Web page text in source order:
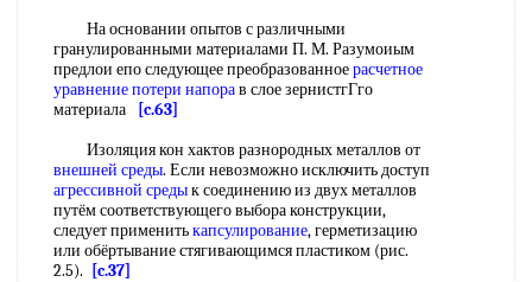
На основании опытов с различными
гранулированными материалами П. М. Разумоиым
предлои епо следующее преобразованноерасчетное
уравнениепотери напорав слое зернистгГго
материала
[c.63]
Изоляция кон хактов разнородных металлов от
внешней среды. Если невозможно исключить доступ
агрессивной средык соединению из двух металлов
путём соответствующего выбора конструкции,
следует применитькапсулирование, герметизацию
или обёртывание стягивающимся пластиком (рис.
2.5).
[c.37]